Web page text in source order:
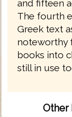
and fifteen
The fourth
Greek text
noteworthy
books into
still in use
Other